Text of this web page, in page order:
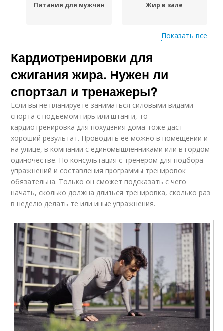
Питания для мужчин Жир в зале
Жир в теле Жир в организме
Жир по окружностям Жир с помощью
Полезный жир Жир в женском и
Подкожный жир
мужчин
Показать все
Кардиотренировки для
сжигания жира. Нужен ли
спортзал и тренажеры?
Если вы не планируете заниматься силовыми видами
спорта с подъемом гирь или штанги, то
кардиотренировка для похудения дома тоже даст
хороший результат. Проводить ее можно в помещении и
на улице, в компании с единомышленниками или в гордом
одиночестве. Но консультация с тренером для подбора
упражнений и составления программы тренировок
обязательна. Только он сможет подсказать с чего
начать, сколько должна длиться тренировка, сколько раз
в неделю делать те или иные упражнения.